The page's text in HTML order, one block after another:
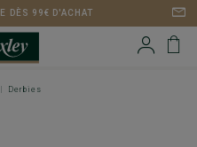
DÈS 99€ D'ACHAT
Derbies